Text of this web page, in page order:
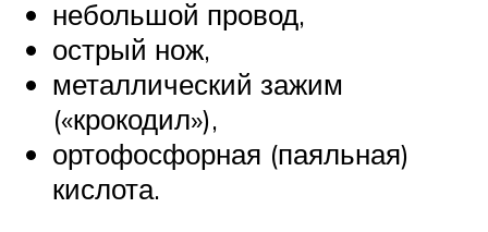
небольшой провод,
острый нож,
металлический зажим
(«крокодил»),
ортофосфорная (паяльная)
кислота.